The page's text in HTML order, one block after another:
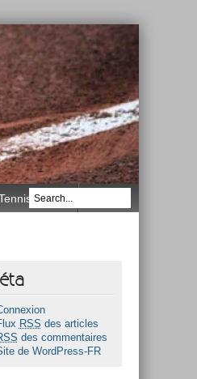
Race
RSS des articles
des commentaires
de WordPress-FR